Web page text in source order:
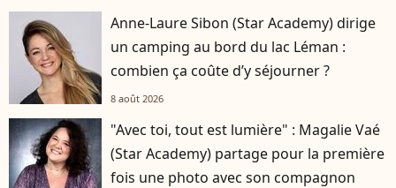
Anne-Laure Sibon (Star Academy) dirige
un camping au bord du lac Léman :
combien ça coûte d’y séjourner ?
8 août 2026
"Avec toi, tout est lumière" : Magalie Vaé
(Star Academy) partage pour la première
fois une photo avec son compagnon